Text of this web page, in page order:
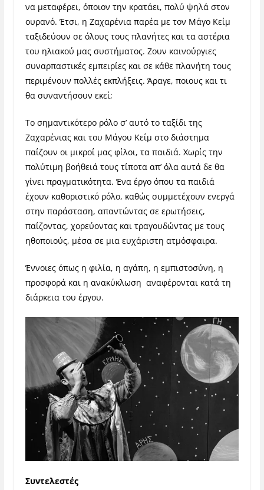
να μεταφέρει, όποιον την κρατάει, πολύ ψηλά στον
ουρανό. Έτσι, η Ζαχαρένια παρέα με τον Μάγο Κείμ
ταξιδεύουν σε όλους τους πλανήτες και τα αστέρια
του ηλιακού μας συστήματος. Ζουν καινούργιες
συναρπαστικές εμπειρίες και σε κάθε πλανήτη τους
περιμένουν πολλές εκπλήξεις. Άραγε, ποιους και τι
θα συναντήσουν εκεί;
Το σημαντικότερο ρόλο σ’ αυτό το ταξίδι της
Ζαχαρένιας και του Μάγου Κείμ στο διάστημα
παίζουν οι μικροί μας φίλοι, τα παιδιά. Χωρίς την
πολύτιμη βοήθειά τους τίποτα απ’ όλα αυτά δε θα
γίνει πραγματικότητα. Ένα έργο όπου τα παιδιά
έχουν καθοριστικό ρόλο, καθώς συμμετέχουν ενεργά
στην παράσταση, απαντώντας σε ερωτήσεις,
παίζοντας, χορεύοντας και τραγουδώντας με τους
ηθοποιούς, μέσα σε μια ευχάριστη ατμόσφαιρα.
Έννοιες όπως η φιλία, η αγάπη, η εμπιστοσύνη, η
προσφορά και η ανακύκλωση αναφέρονται κατά τη
διάρκεια του έργου.
Συντελεστές